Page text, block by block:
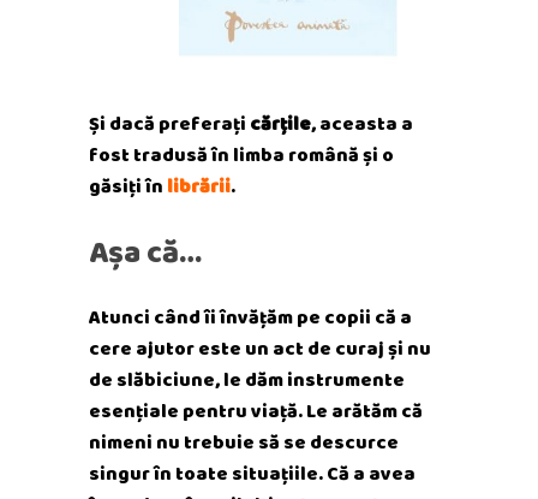
Și dacă preferați cărțile, aceasta a
fost tradusă în limba română și o
găsiți în librării.
Așa că…
Atunci când îi învățăm pe copii că a
cere ajutor este un act de curaj și nu
de slăbiciune, le dăm instrumente
esențiale pentru viață. Le arătăm că
nimeni nu trebuie să se descurce
singur în toate situațiile. Că a avea